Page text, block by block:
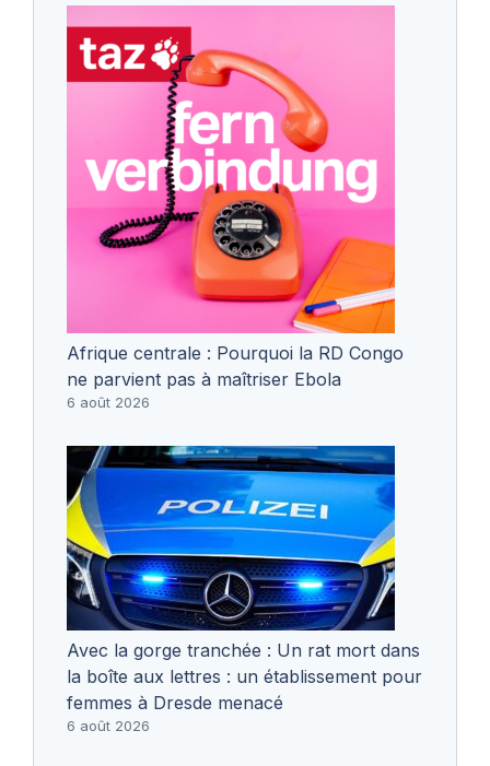
Afrique centrale : Pourquoi la RD Congo
ne parvient pas à maîtriser Ebola
6 août 2026
Avec la gorge tranchée : Un rat mort dans
la boîte aux lettres : un établissement pour
femmes à Dresde menacé
6 août 2026